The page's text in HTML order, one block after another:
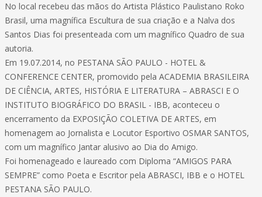
No local recebeu das mãos do Artista Plástico Paulistano Roko
Brasil, uma magnífica Escultura de sua criação e a Nalva dos
Santos Dias foi presenteada com um magnífico Quadro de sua
autoria.
Em 19.07.2014, no PESTANA SÃO PAULO - HOTEL &
CONFERENCE CENTER, promovido pela ACADEMIA BRASILEIRA
DE CIÊNCIA, ARTES, HISTÓRIA E LITERATURA – ABRASCI E O
INSTITUTO BIOGRÁFICO DO BRASIL - IBB, aconteceu o
encerramento da EXPOSIÇÃO COLETIVA DE ARTES, em
homenagem ao Jornalista e Locutor Esportivo OSMAR SANTOS,
com um magnífico Jantar alusivo ao Dia do Amigo.
Foi homenageado e laureado com Diploma “AMIGOS PARA
SEMPRE” como Poeta e Escritor pela ABRASCI, IBB e o HOTEL
PESTANA SÃO PAULO.